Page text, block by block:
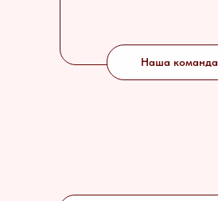
Наша команда